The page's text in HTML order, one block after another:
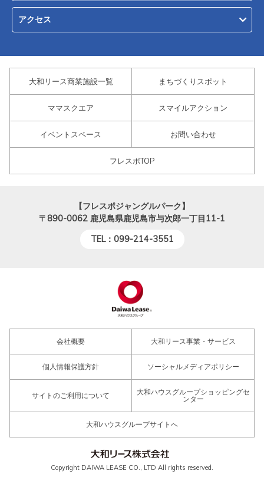
アクセス
大和リース商業施設一覧 まちづくりスポット
ママスクエア スマイルアクション
イベントスペース お問い合わせ
フレスポTOP
【フレスポジャングルパーク】
〒890-0062 鹿児島県鹿児島市与次郎一丁目11-1
TEL：099-214-3551
会社概要 大和リース事業・サービス
個人情報保護方針 ソーシャルメディアポリシー
サイトのご利用について
大和ハウスグループショッピングセ
ンター
大和ハウスグループサイトへ
Copyright DAIWA LEASE CO., LTD All rights reserved.